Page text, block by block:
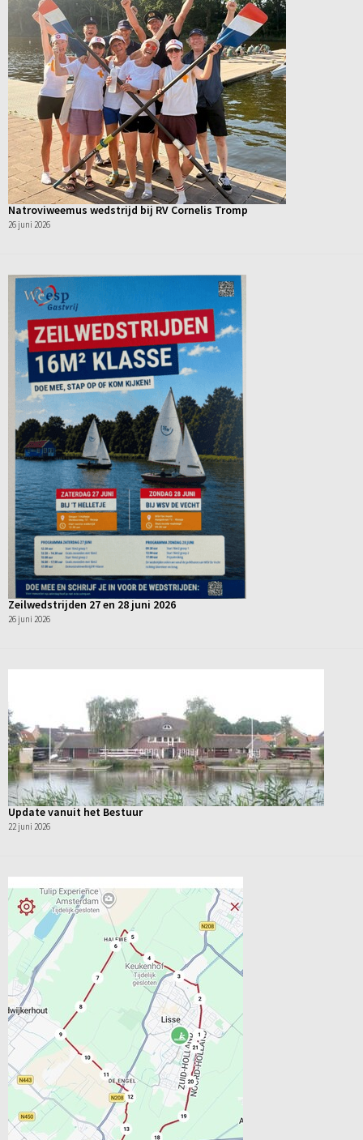
Natroviweemus wedstrijd bij RV Cornelis Tromp
26 juni 2026
Zeilwedstrijden 27 en 28 juni 2026
26 juni 2026
Update vanuit het Bestuur
22 juni 2026